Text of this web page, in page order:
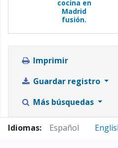
cocina en
Madrid
fusión.
Imprimir
Guardar registro
Más búsquedas
Idiomas: Español